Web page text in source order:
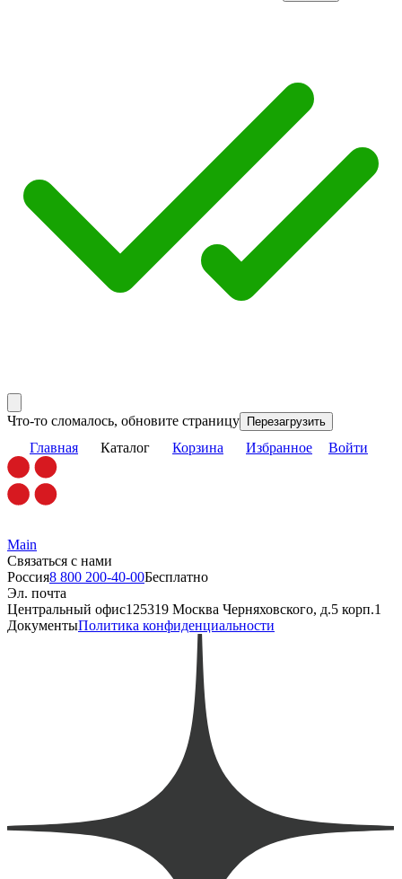
Что-то сломалось, обновите страницу Перезагрузить
Главная Каталог Корзина Избранное Войти
Main
Связаться с нами
Россия8 800 200-40-00Бесплатно
Эл. почта
Центральный офис125319 Москва Черняховского, д.5 корп.1
ДокументыПолитика конфиденциальности